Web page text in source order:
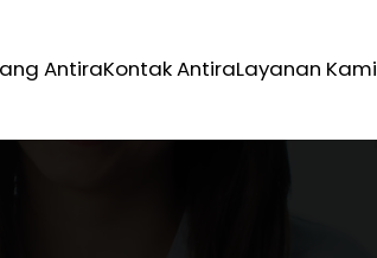
AntiraKontak AntiraLayanan Kami